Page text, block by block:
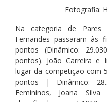
Fotografia:
Na categoria de
Fernandes passaram às
pontos (Dinâmico:
pontos). João Carreira e
lugar da competição com
pontos | Dinâmico:
Femininos, Joana